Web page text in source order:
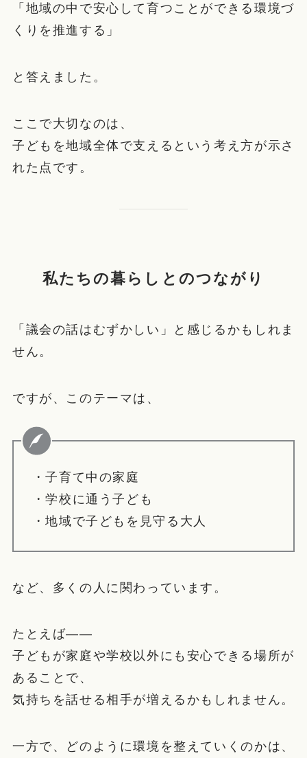
「地域の中で安心して育つことができる環境づ
くりを推進する」
と答えました。
ここで大切なのは、
子どもを地域全体で支えるという考え方が示さ
れた点です。
私たちの暮らしとのつながり
「議会の話はむずかしい」と感じるかもしれま
せん。
ですが、このテーマは、
・子育て中の家庭
・学校に通う子ども
・地域で子どもを見守る大人
など、多くの人に関わっています。
たとえば――
子どもが家庭や学校以外にも安心できる場所が
あることで、
気持ちを話せる相手が増えるかもしれません。
一方で、どのように環境を整えていくのかは、